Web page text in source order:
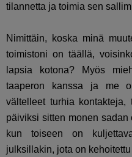
tilannetta ja toimia sen
Nimittäin, koska minä
toimistoni on täällä,
lapsia kotona? Myös
taaperon kanssa ja me
vältelleet turhia
päiviksi sitten monen
kun toiseen on
julksillakin, jota on